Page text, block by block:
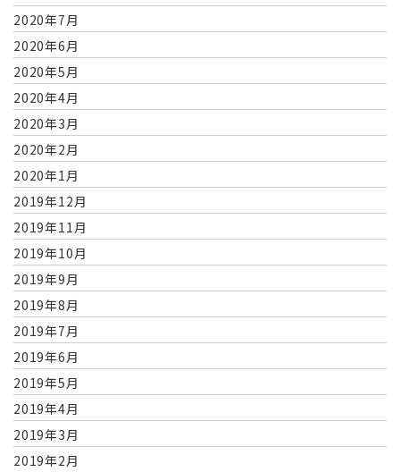
2020年7月
2020年6月
2020年5月
2020年4月
2020年3月
2020年2月
2020年1月
2019年12月
2019年11月
2019年10月
2019年9月
2019年8月
2019年7月
2019年6月
2019年5月
2019年4月
2019年3月
2019年2月